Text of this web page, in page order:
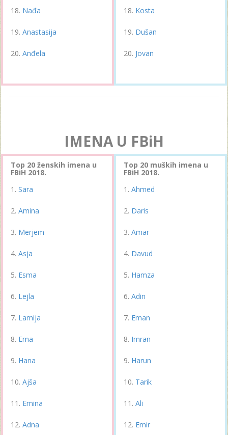
Nađa
Anastasija
Anđela
Kosta
Dušan
Jovan
IMENA U FBiH
Top 20 ženskih imena u
FBiH 2018.
Sara
Amina
Merjem
Asja
Esma
Lejla
Lamija
Ema
Hana
Ajša
Emina
Adna
Top 20 muških imena u
FBiH 2018.
Ahmed
Daris
Amar
Davud
Hamza
Adin
Eman
Imran
Harun
Tarik
Ali
Emir